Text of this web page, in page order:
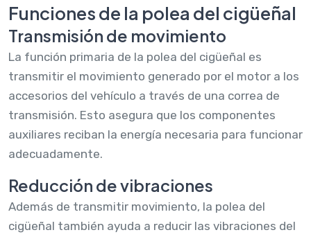
Funciones de la polea del cigüeñal
Transmisión de movimiento
La función primaria de la polea del cigüeñal es
transmitir el movimiento generado por el motor a los
accesorios del vehículo a través de una correa de
transmisión. Esto asegura que los componentes
auxiliares reciban la energía necesaria para funcionar
adecuadamente.
Reducción de vibraciones
Además de transmitir movimiento, la polea del
cigüeñal también ayuda a reducir las vibraciones del